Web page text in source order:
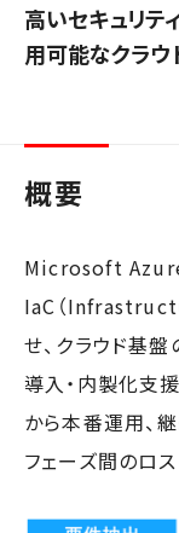
高いセキュリテ
用可能なクラ
概要
Microsoft
IaC（
せ、クラウド基
導入・内製化支
から本番運用、
フェーズ間のロ